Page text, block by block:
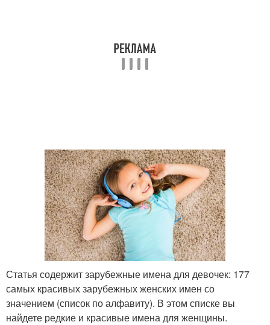
Статья содержит зарубежные имена для девочек: 177
самых красивых зарубежных женских имен со
значением (список по алфавиту). В этом списке вы
найдете редкие и красивые имена для женщины.